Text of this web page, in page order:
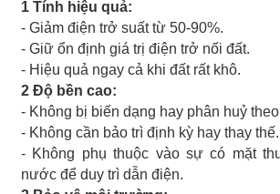
1 Tính hiệu quả:
- Giảm điện trở suất từ 50-90%.
- Giữ ổn định giá trị điện trở nối đất.
- Hiệu quả ngay cả khi đất rất khô.
2 Độ bền cao:
- Không bị biến dạng hay phân huỷ
- Không cần bảo trì định kỳ hay thay thế.
- Không phụ thuộc vào sự có mặt
nước để duy trì dẫn điện.